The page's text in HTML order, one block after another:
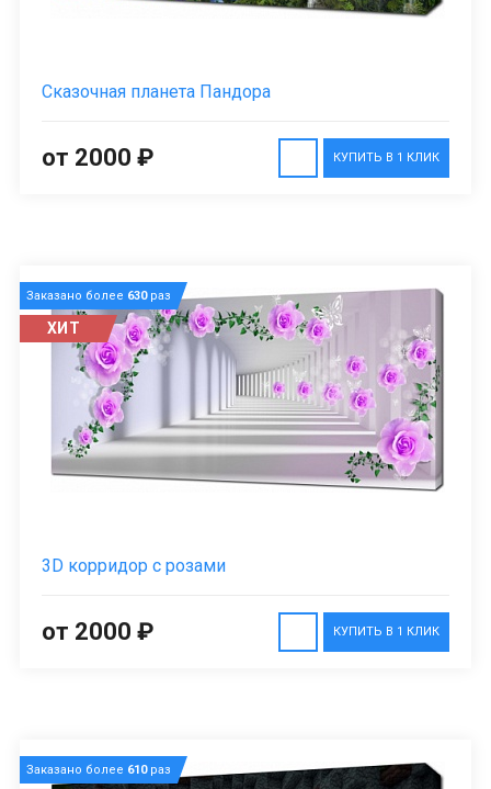
Сказочная планета Пандора
КУПИТЬ В 1 КЛИК
от 2000 ₽
Заказано более 630раз
ХИТ
3D корридор с розами
КУПИТЬ В 1 КЛИК
от 2000 ₽
Заказано более 610раз